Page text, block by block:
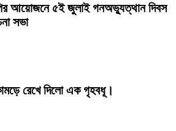
আয়োজনে ৫ই জুলাই গনঅভ্যুত্থান দিবস
সভা
রেখে দিলো এক গৃহবধূ।